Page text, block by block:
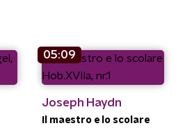
05:09
Joseph Haydn
Il maestro e lo scolare